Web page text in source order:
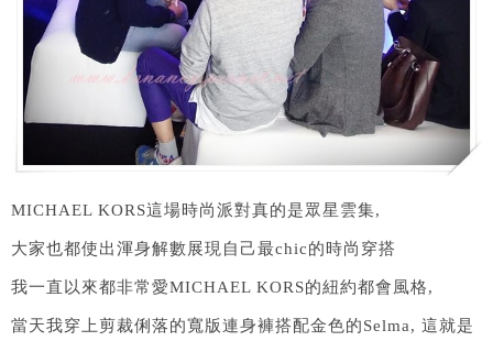
MICHAEL KORS這場時尚派對真的是眾星雲集,
大家也都使出渾身解數展現自己最chic的時尚穿搭
我一直以來都非常愛MICHAEL KORS的紐約都會風格,
當天我穿上剪裁俐落的寬版連身褲搭配金色的Selma, 這就是